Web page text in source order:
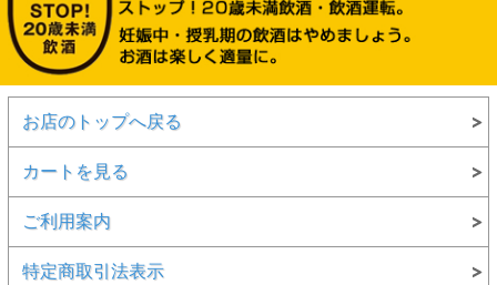
お店のトップへ戻る
カートを見る
ご利用案内
特定商取引法表示